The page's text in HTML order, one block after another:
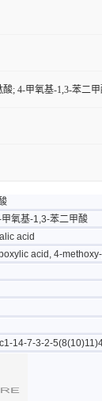
; 4-甲氧基-1,3-苯二
氧基-1,3-苯二甲酸
acid
acid, 4-
14-7-3-2-